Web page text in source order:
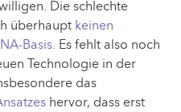
Die schlechte
überhaupt keinen
Basis. Es fehlt also noch
Technologie in der
das
hervor, dass erst